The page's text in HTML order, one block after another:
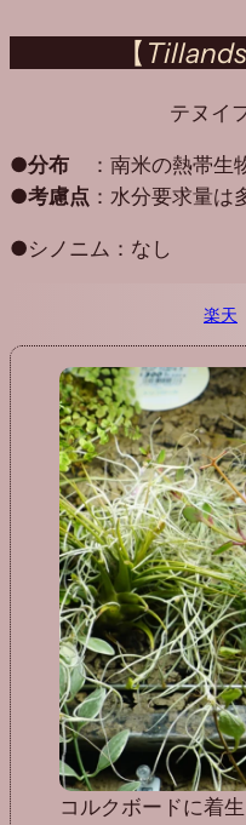
【
テヌイ
●分布 ：南米の熱帯生
●考慮点 ：水分要求量は
●シノニム：なし
楽天
コルクボードに着